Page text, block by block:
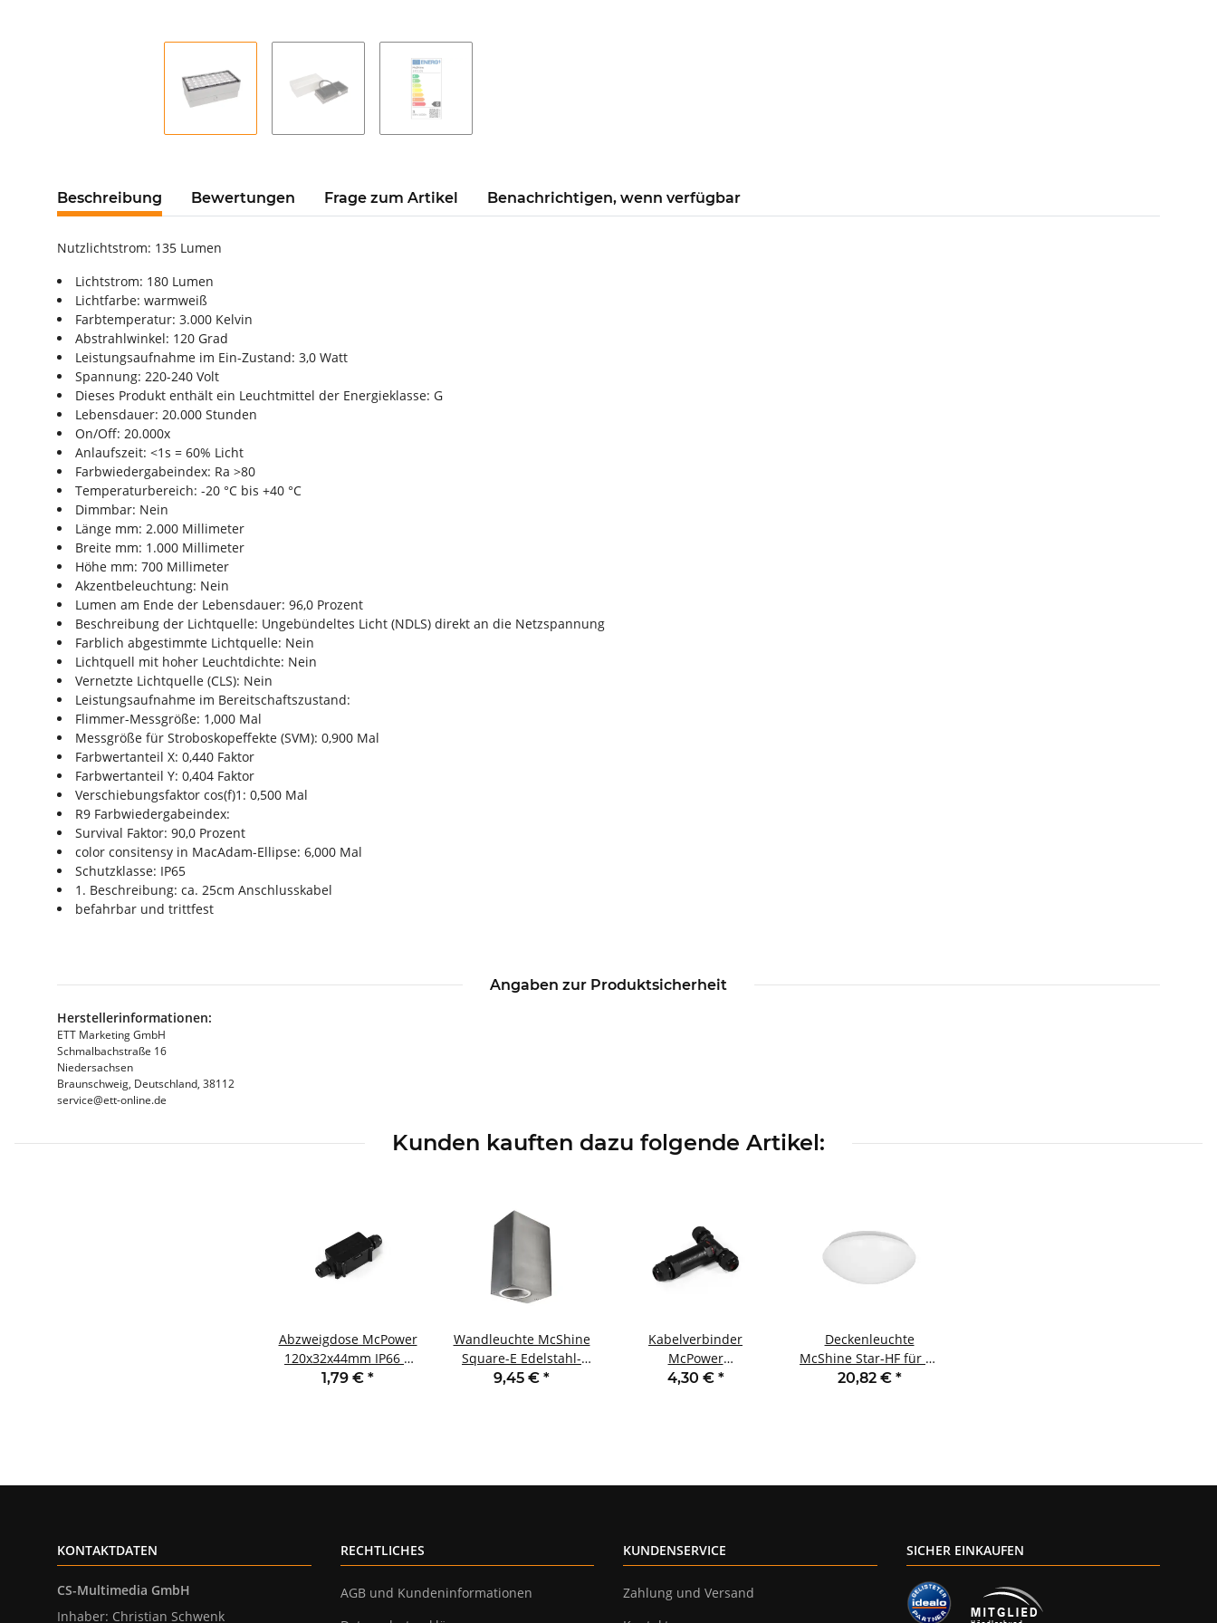
Beschreibung Bewertungen Frage zum Artikel Benachrichtigen, wenn verfügbar
Nutzlichtstrom: 135 Lumen
Lichtstrom: 180 Lumen
Lichtfarbe: warmweiß
Farbtemperatur: 3.000 Kelvin
Abstrahlwinkel: 120 Grad
Leistungsaufnahme im Ein-Zustand: 3,0 Watt
Spannung: 220-240 Volt
Dieses Produkt enthält ein Leuchtmittel der Energieklasse: G
Lebensdauer: 20.000 Stunden
On/Off: 20.000x
Anlaufszeit: <1s = 60% Licht
Farbwiedergabeindex: Ra >80
Temperaturbereich: -20 °C bis +40 °C
Dimmbar: Nein
Länge mm: 2.000 Millimeter
Breite mm: 1.000 Millimeter
Höhe mm: 700 Millimeter
Akzentbeleuchtung: Nein
Lumen am Ende der Lebensdauer: 96,0 Prozent
Beschreibung der Lichtquelle: Ungebündeltes Licht (NDLS) direkt an die Netzspannung
Farblich abgestimmte Lichtquelle: Nein
Lichtquell mit hoher Leuchtdichte: Nein
Vernetzte Lichtquelle (CLS): Nein
Leistungsaufnahme im Bereitschaftszustand:
Flimmer-Messgröße: 1,000 Mal
Messgröße für Stroboskopeffekte (SVM): 0,900 Mal
Farbwertanteil X: 0,440 Faktor
Farbwertanteil Y: 0,404 Faktor
Verschiebungsfaktor cos(f)1: 0,500 Mal
R9 Farbwiedergabeindex:
Survival Faktor: 90,0 Prozent
color consitensy in MacAdam-Ellipse: 6,000 Mal
Schutzklasse: IP65
1. Beschreibung: ca. 25cm Anschlusskabel
befahrbar und trittfest
Angaben zur Produktsicherheit
Herstellerinformationen:
ETT Marketing GmbH
Schmalbachstraße 16
Niedersachsen
Braunschweig, Deutschland, 38112
service@ett-online.de
Kunden kauften dazu folgende Artikel:
Abzweigdose McPower
120x32x44mm IP66 1
Ein- und 1 Ausgang
1,79 € *
Wandleuchte McShine
Square-E Edelstahl-
Optik IP44 2x GU10
9,45 € *
Kabelverbinder
McPower
110x94x29mm IP68 -
4,30 € *
Deckenleuchte
McShine Star-HF für 1x
E27 Ø28cm HF-
20,82 € *
KONTAKTDATEN
CS-Multimedia GmbH
Inhaber: Christian Schwenk
RECHTLICHES
AGB und Kundeninformationen
KUNDENSERVICE
Zahlung und Versand
SICHER EINKAUFEN